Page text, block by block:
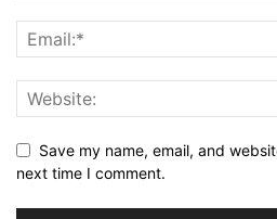
Save my name, email, and
next time I comment.